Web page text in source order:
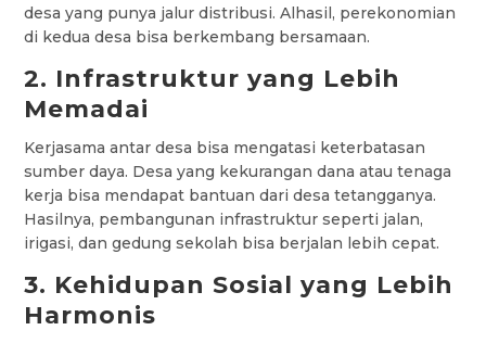
desa yang punya jalur distribusi. Alhasil, perekonomian
di kedua desa bisa berkembang bersamaan.
2. Infrastruktur yang Lebih
Memadai
Kerjasama antar desa bisa mengatasi keterbatasan
sumber daya. Desa yang kekurangan dana atau tenaga
kerja bisa mendapat bantuan dari desa tetangganya.
Hasilnya, pembangunan infrastruktur seperti jalan,
irigasi, dan gedung sekolah bisa berjalan lebih cepat.
3. Kehidupan Sosial yang Lebih
Harmonis